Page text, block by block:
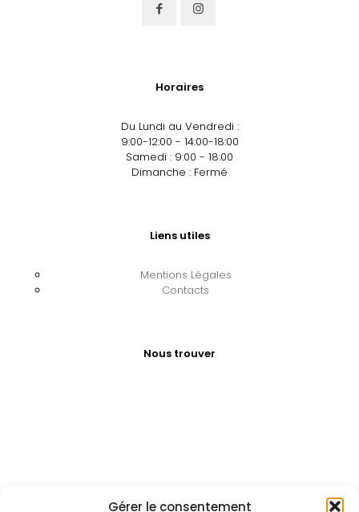
Gérer le consentement
Horaires
Du Lundi au Vendredi :
9:00-12:00 - 14:00-18:00
Samedi : 9:00 - 18:00
Dimanche : Fermé
Liens utiles
Mentions Légales
Contacts
Nous trouver